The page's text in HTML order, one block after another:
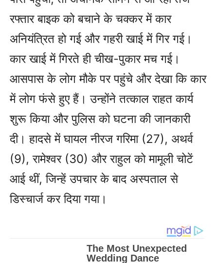
रफ्तार बाइक को बचाने के चक्कर में कार
अनियंत्रित हो गई और गहरी खाई में गिर गई।
कार खाई में गिरते ही चीख-पुकार मच गई।
आसपास के लोग मौके पर पहुंचे और देखा कि कार
में लोग फंसे हुए हैं। उन्होंने तत्काल राहत कार्य
शुरू किया और पुलिस को घटना की जानकारी
दी। हादसे में घायल नीरज गरिमा (27), अथर्व
(9), रामेश्वर (30) और राहुल को मामूली चोटें
आई थीं, जिन्हें उपचार के बाद अस्पताल से
डिस्चार्ज कर दिया गया।